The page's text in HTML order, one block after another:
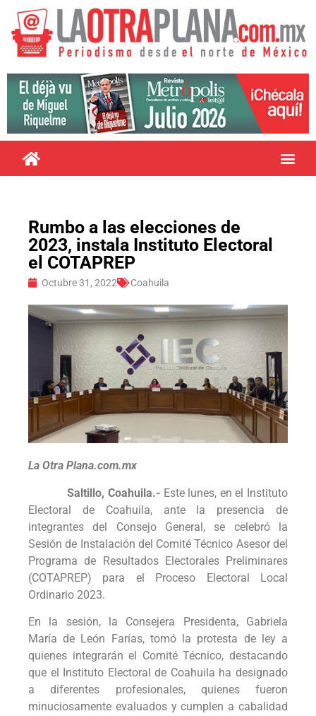
Rumbo a las elecciones de
2023, instala Instituto Electoral
el COTAPREP
Octubre 31, 2022 Coahuila
La Otra Plana.com.mx
Saltillo, Coahuila.- Este lunes, en el Instituto
Electoral de Coahuila, ante la presencia de
integrantes del Consejo General, se celebró la
Sesión de Instalación del Comité Técnico Asesor del
Programa de Resultados Electorales Preliminares
(COTAPREP) para el Proceso Electoral Local
Ordinario 2023.
En la sesión, la Consejera Presidenta, Gabriela
María de León Farías, tomó la protesta de ley a
quienes integrarán el Comité Técnico, destacando
que el Instituto Electoral de Coahuila ha designado
a diferentes profesionales, quienes fueron
minuciosamente evaluados y cumplen a cabalidad